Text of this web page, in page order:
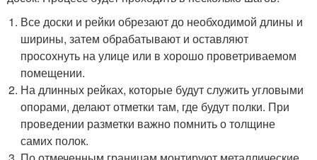
Все доски и рейки обрезают до необходимой длины и
ширины, затем обрабатывают и оставляют
просохнуть на улице или в хорошо проветриваемом
помещении.
На длинных рейках, которые будут служить угловыми
опорами, делают отметки там, где будут полки. При
проведении разметки важно помнить о толщине
самих полок.